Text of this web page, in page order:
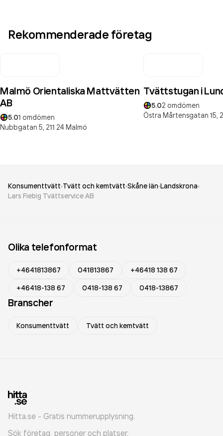
Rekommenderade företag
Malmö Orientaliska Mattvätten
AB
5.01 omdömen
Nubbgatan 5, 211 24 Malmö
Tvättstugan i
5.02 omdömen
Östra Mårtensgatan 15,
Konsumenttvätt Tvätt och kemtvätt Skåne län Landskrona
Lars Fiebig Tvättservice AB
Olika telefonformat
+4641813867 041813867
+46418 138 67
+46418-138 67
0418-138 67 0418-13867
Branscher
Konsumenttvätt Tvätt och kemtvätt
Hitta.se - Gratis nummerupplysning.
Sök företag, personer och platser.